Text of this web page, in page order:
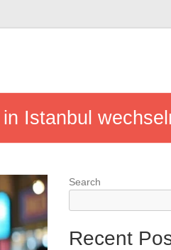
Istanbul
Search
Recent